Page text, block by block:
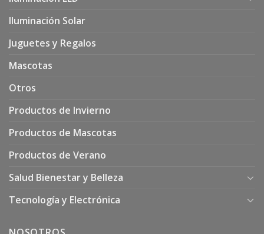
Iluminación Solar
Juguetes y Regalos
Mascotas
Otros
Productos de Invierno
Productos de Mascotas
Productos de Verano
Salud Bienestar y Belleza
Tecnología y Electrónica